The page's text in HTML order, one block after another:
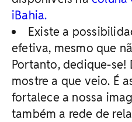
iBahia.
Existe a
efetiva, mesmo que
Portanto, dedique-se!
mostre a que veio. É
fortalece a nossa
também a rede de